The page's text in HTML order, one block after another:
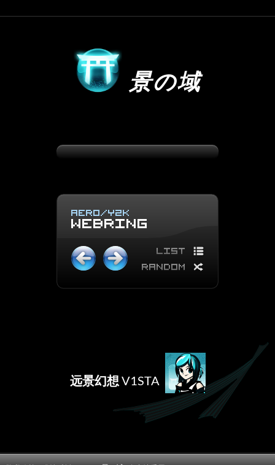
景の域
远景幻想 V1STA